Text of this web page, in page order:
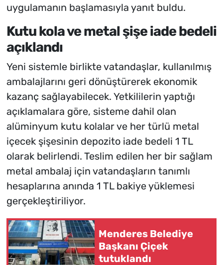
uygulamanın başlamasıyla yanıt buldu.
Kutu kola ve metal şişe iade bedeli
açıklandı
Yeni sistemle birlikte vatandaşlar, kullanılmış
ambalajlarını geri dönüştürerek ekonomik
kazanç sağlayabilecek. Yetkililerin yaptığı
açıklamalara göre, sisteme dahil olan
alüminyum kutu kolalar ve her türlü metal
içecek şişesinin depozito iade bedeli 1 TL
olarak belirlendi. Teslim edilen her bir sağlam
metal ambalaj için vatandaşların tanımlı
hesaplarına anında 1 TL bakiye yüklemesi
gerçekleştiriliyor.
Menderes Belediye
Başkanı Çiçek
tutuklandı